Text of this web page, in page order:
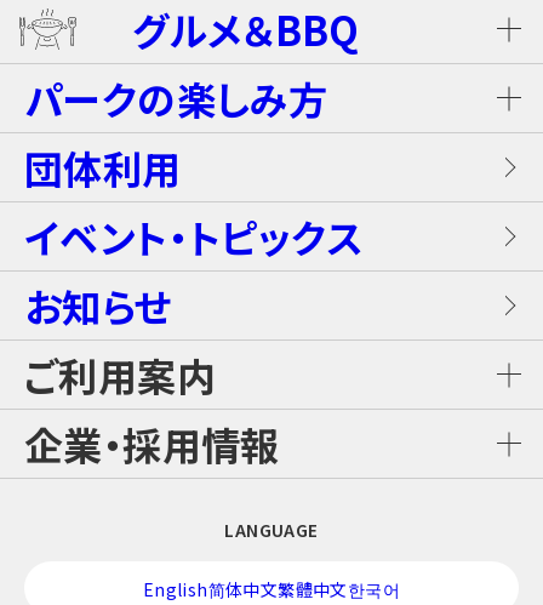
ライジング・バギー
キャンディー・カート＜1Dayパス不要＞
ブラスター・バトルフィールド
ワイルド・カヌー
スカイジャングル スリルコース
スカイジャングル ファンコース
スカイジャングル ジップライン
屋内キッズプール
レンタル席
フード
おすすめチケット
グランピングキャビン
プレミアテラス
メゾネットスイートヴィラ
ロイヤルスイートヴィラ
カジュアルコテージ
温泉
岩盤浴（着衣サウナ）
お食事
施設案内
ご利用料金
グルメ＆BBQ
ホテルブッフェ(朝食・夕食)
ALL DAY DINING GRANDISH
GLAMP BBQ
GLAMP LUNCH
日本料理 さざんか
酒バー はりま
パークの楽しみ方
【団体向け！】労働組合ファミリー交流イベ
ントプラン
アクティブ・プラン
雨の日プラン
修学旅行プラン！
団体利用
イベント・トピックス
お知らせ
ご利用案内
チケット購入・料金案内
企業・採用情報
LANGUAGE
English简体中文繁體中文한국어